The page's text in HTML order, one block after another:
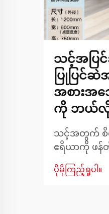
သင့်အပ
ပြုပြင်
အစားအသ
ကို ဘယ်လို
သင့်အတွက် စိ
ဧရိယာကို ဖန်တီ
ခု အိမ်တိုင်း၏
ပိုမိုကြည့်ရှုပါ။